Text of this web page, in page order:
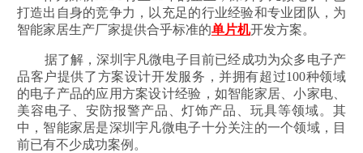
打造出自身的竞争力，以充足的行业经验和专业团队，为
智能家居生产厂家提供合乎标准的单片机开发方案。
据了解，深圳宇凡微电子目前已经成功为众多电子产
品客户提供了方案设计开发服务，并拥有超过100种领域
的电子产品的应用方案设计经验，如智能家居、小家电、
美容电子、安防报警产品、灯饰产品、玩具等领域。其
中，智能家居是深圳宇凡微电子十分关注的一个领域，目
前已有不少成功案例。